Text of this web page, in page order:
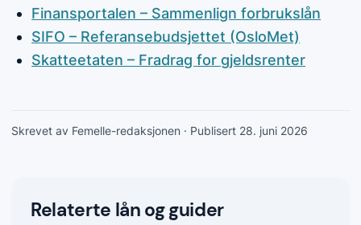
Finansportalen – Sammenlign forbrukslån
SIFO – Referansebudsjettet (OsloMet)
Skatteetaten – Fradrag for gjeldsrenter
Skrevet av Femelle-redaksjonen · Publisert 28. juni 2026
Relaterte lån og guider